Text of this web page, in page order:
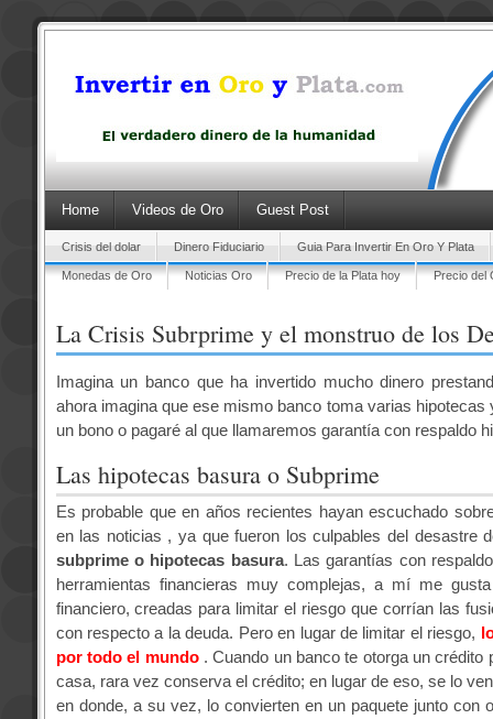
Home Videos de Oro Guest Post
Crisis del dolar Dinero Fiduciario Guia Para Invertir En Oro Y Plata
Monedas de Oro Noticias Oro Precio de la Plata hoy Precio del
La Crisis Subrprime y el monstruo de los
Imagina un banco que ha invertido mucho dinero
ahora imagina que ese mismo banco toma varias hipotecas
un bono o pagaré al que llamaremos garantía con respaldo
Las hipotecas basura o Subprime
Es probable que en años recientes hayan escuchado
en las noticias , ya que fueron los culpables del desastre
subprime o hipotecas basura. Las garantías con
herramientas financieras muy complejas, a mí me
financiero, creadas para limitar el riesgo que corrían las
con respecto a la deuda. Pero en lugar de limitar el riesgo,
por todo el mundo . Cuando un banco te otorga un crédito
casa, rara vez conserva el crédito; en lugar de eso, se lo
en donde, a su vez, lo convierten en un paquete junto con